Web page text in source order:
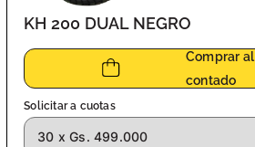
KH 200 DUAL NEGRO
Comprar al
contado
Solicitar a cuotas